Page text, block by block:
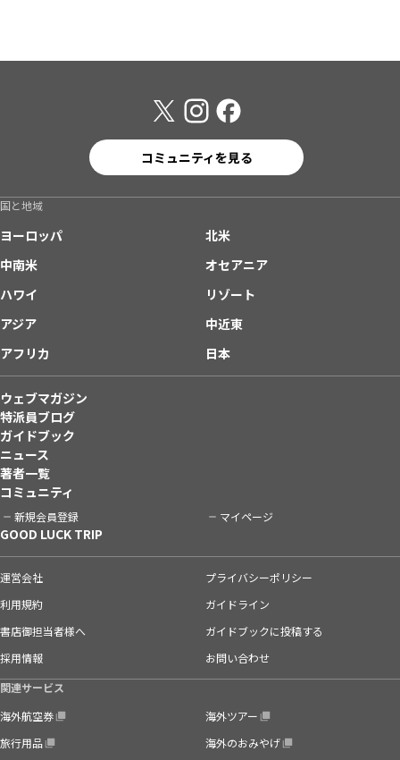
コミュニティを見る
国と地域
ヨーロッパ
北米
中南米
オセアニア
ハワイ
リゾート
アジア
中近東
アフリカ
日本
ウェブマガジン
特派員ブログ
ガイドブック
ニュース
著者一覧
コミュニティ
新規会員登録 マイページ
GOOD LUCK TRIP
運営会社
プライバシーポリシー
利用規約
ガイドライン
書店御担当者様へ
ガイドブックに投稿する
採用情報
お問い合わせ
関連サービス
海外航空券
海外ツアー
旅行用品
海外のおみやげ